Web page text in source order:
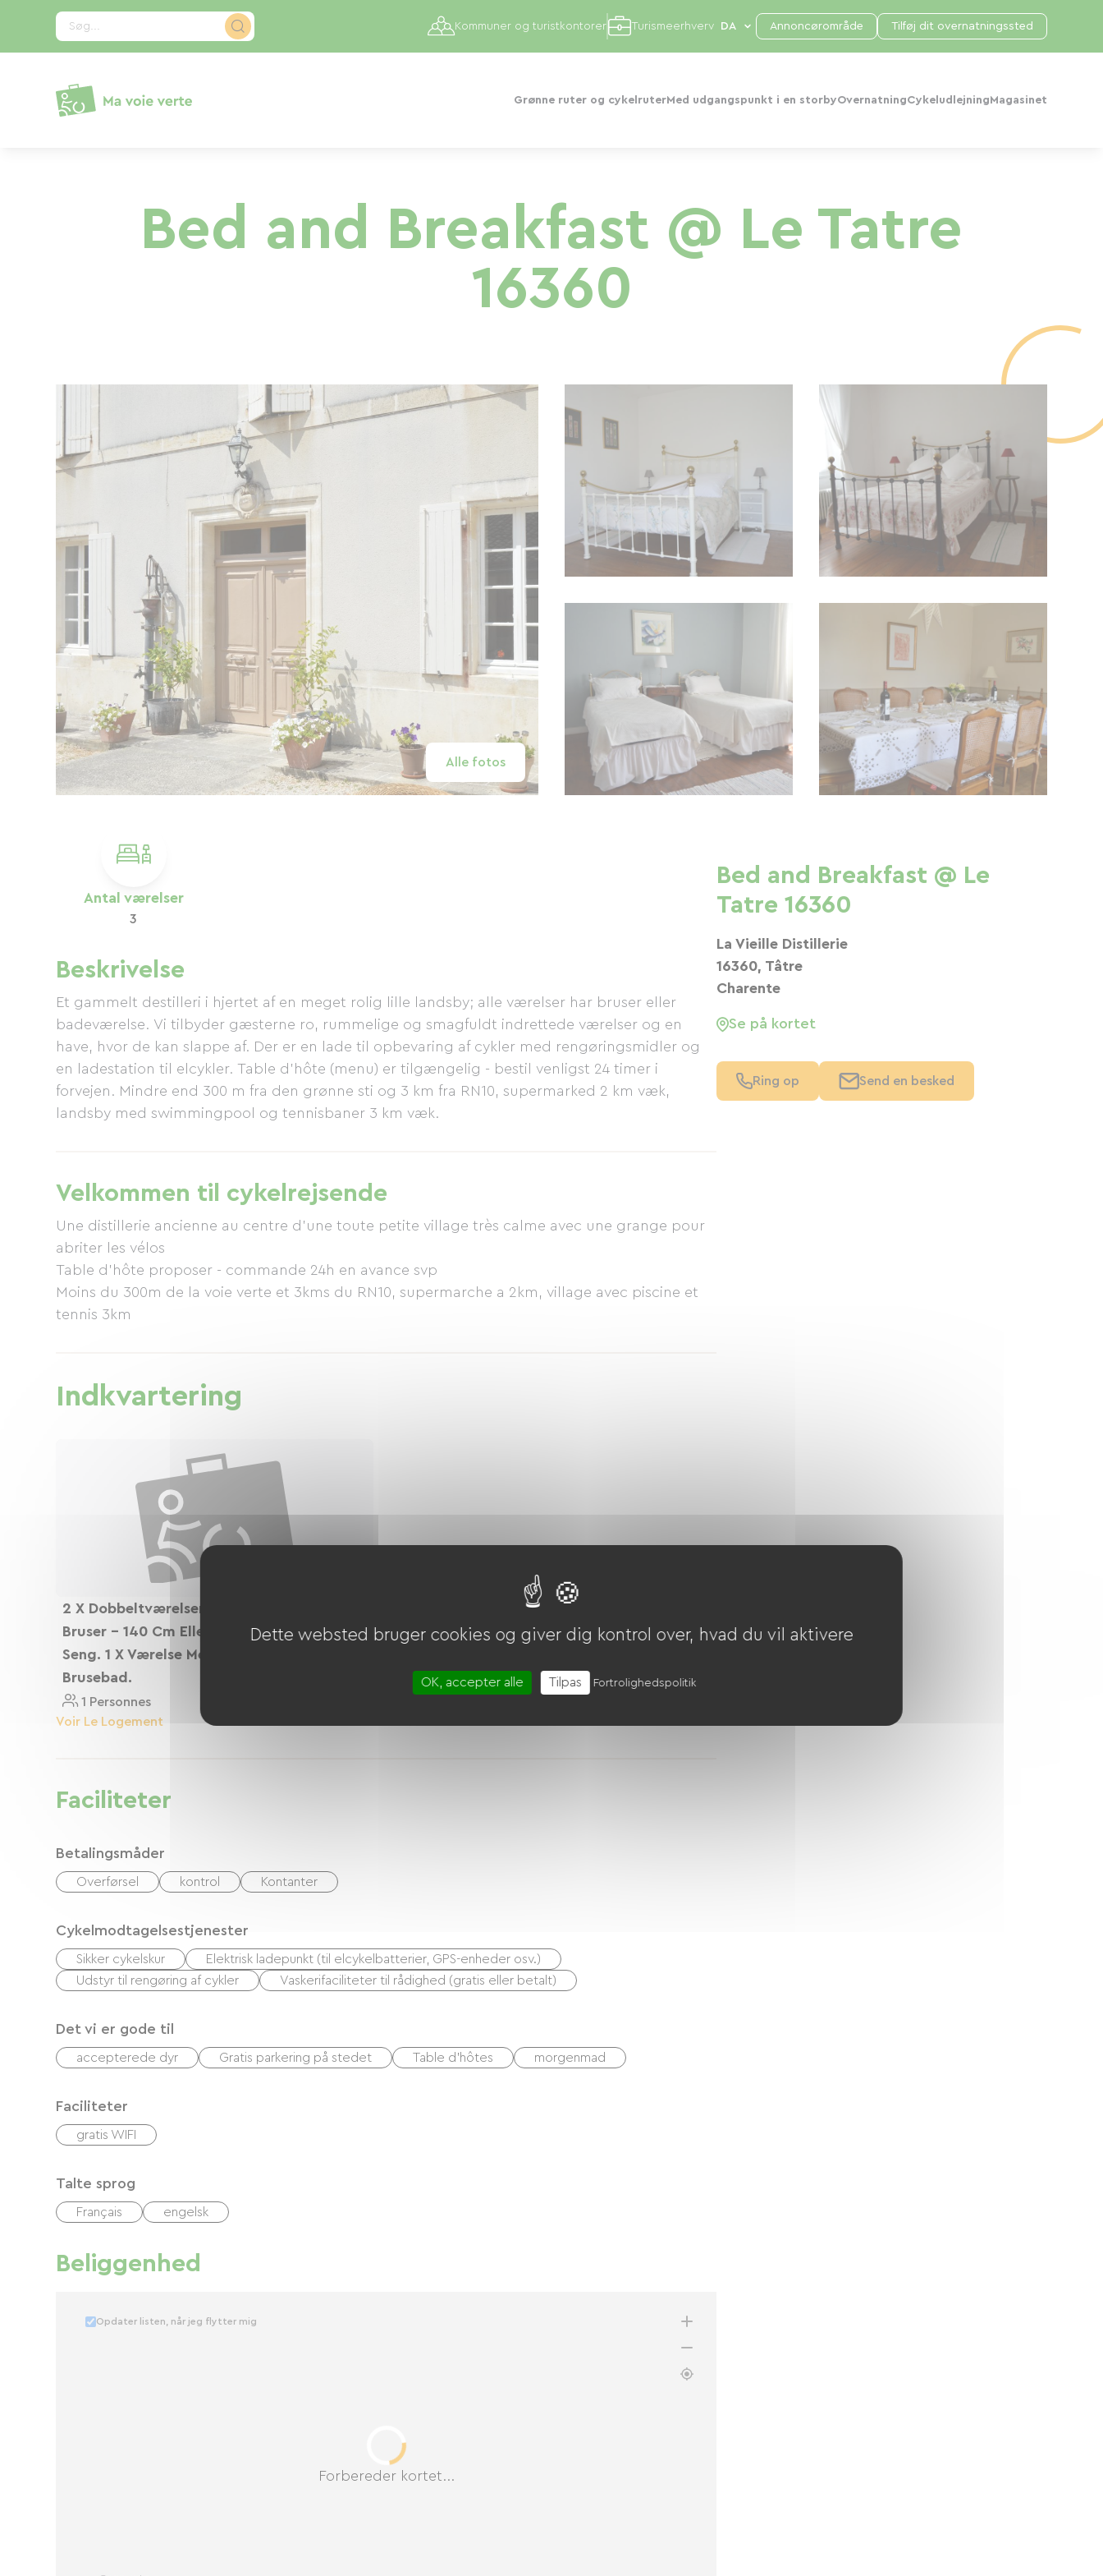
Søg...
Grønne ruter og cykelruterMed udgangspunkt i en storbyOvernatningCykeludlejning Magasinet
Kommuner og turistkontorer Turismeerhverv Annoncørområde Tilføj dit overnatningssted
Bed and Breakfast @ Le Tatre
16360
Alle fotos
Antal værelser
3
Beskrivelse
Et gammelt destilleri i hjertet af en meget rolig lille landsby; alle værelser har bruser eller
badeværelse. Vi tilbyder gæsterne ro, rummelige og smagfuldt indrettede værelser og en
have, hvor de kan slappe af. Der er en lade til opbevaring af cykler med rengøringsmidler og
en ladestation til elcykler. Table d'hôte (menu) er tilgængelig - bestil venligst 24 timer i
forvejen. Mindre end 300 m fra den grønne sti og 3 km fra RN10, supermarked 2 km væk,
landsby med swimmingpool og tennisbaner 3 km væk.
Velkommen til cykelrejsende
Une distillerie ancienne au centre d'une toute petite village très calme avec une grange pour
abriter les vélos
Table d'hôte proposer - commande 24h en avance svp
Moins du 300m de la voie verte et 3kms du RN10, supermarche a 2km, village avec piscine et
tennis 3km
Indkvartering
2 X Dobbeltværelser Med Badeværelse Eller
Bruser - 140 Cm Eller 150 Cm Seng + 90 Cm
Seng. 1 X Værelse Med 2 Enkeltsenge Og
Brusebad.
1 Personnes
Voir Le Logement
Faciliteter
Betalingsmåder
Overførsel kontrol Kontanter
Cykelmodtagelsestjenester
Sikker cykelskur
Elektrisk ladepunkt (til elcykelbatterier, GPS-enheder osv.)
Udstyr til rengøring af cykler
Vaskerifaciliteter til rådighed (gratis eller betalt)
Det vi er gode til
accepterede dyr Gratis parkering på stedet Table d'hôtes morgenmad
Faciliteter
gratis WIFI
Talte sprog
Français engelsk
Beliggenhed
Forbereder kortet...
Opdater listen, når jeg flytter mig
Bed and Breakfast @ Le
Tatre 16360
La Vieille Distillerie
16360, Tâtre
Charente
Se på kortet
Ring op Send en besked
CCookie-styringspanel
Dette websted bruger cookies og giver dig kontrol over, hvad du vil aktivere
OK, accepter alle Tilpas Fortrolighedspolitik